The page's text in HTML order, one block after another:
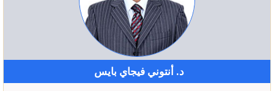
د. أنتوني فيجاي بايس